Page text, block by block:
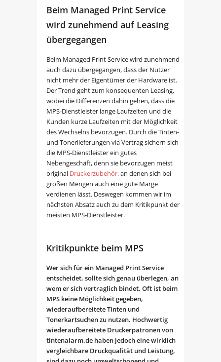
Beim Managed Print Service
wird zunehmend auf Leasing
übergegangen
Beim Managed Print Service wird zunehmend
auch dazu übergegangen, dass der Nutzer
nicht mehr der Eigentümer der Hardware ist.
Der Trend geht zum konsequenten Leasing,
wobei die Differenzen dahin gehen, dass die
MPS-Dienstleister lange Laufzeiten und die
Kunden kurze Laufzeiten mit der Möglichkeit
des Wechselns bevorzugen. Durch die Tinten-
und Tonerlieferungen via Vertrag sichern sich
die MPS-Dienstleister ein gutes
Nebengeschäft, denn sie bevorzugen meist
original Druckerzubehör, an denen sich bei
großen Mengen auch eine gute Marge
verdienen lässt. Deswegen kommen wir im
nächsten Absatz auch zu dem Kritikpunkt der
meisten MPS-Dienstleister.
Kritikpunkte beim MPS
Wer sich für ein Managed Print Service
entscheidet, sollte sich genau überlegen, an
wem er sich vertraglich bindet. Oft ist beim
MPS keine Möglichkeit gegeben,
wiederaufbereitete Tinten und
Tonerkartsuchen zu nutzen. Hochwertig
wiederaufbereitete Druckerpatronen von
tintenalarm.de haben jedoch eine wirklich
vergleichbare Druckqualität und Leistung,